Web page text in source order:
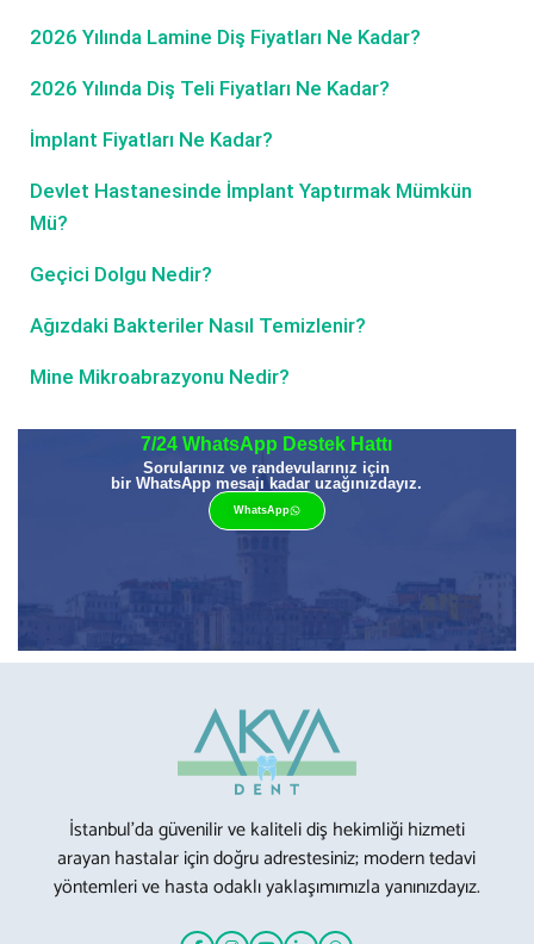
2026 Yılında Lamine Diş Fiyatları Ne Kadar?
2026 Yılında Diş Teli Fiyatları Ne Kadar?
İmplant Fiyatları Ne Kadar?
Devlet Hastanesinde İmplant Yaptırmak Mümkün
Mü?
Geçici Dolgu Nedir?
Ağızdaki Bakteriler Nasıl Temizlenir?
Mine Mikroabrazyonu Nedir?
7/24 WhatsApp Destek Hattı
Sorularınız ve randevularınız için
bir WhatsApp mesajı kadar uzağınızdayız.
WhatsApp
İstanbul’da güvenilir ve kaliteli diş hekimliği hizmeti
arayan hastalar için doğru adrestesiniz; modern tedavi
yöntemleri ve hasta odaklı yaklaşımımızla yanınızdayız.